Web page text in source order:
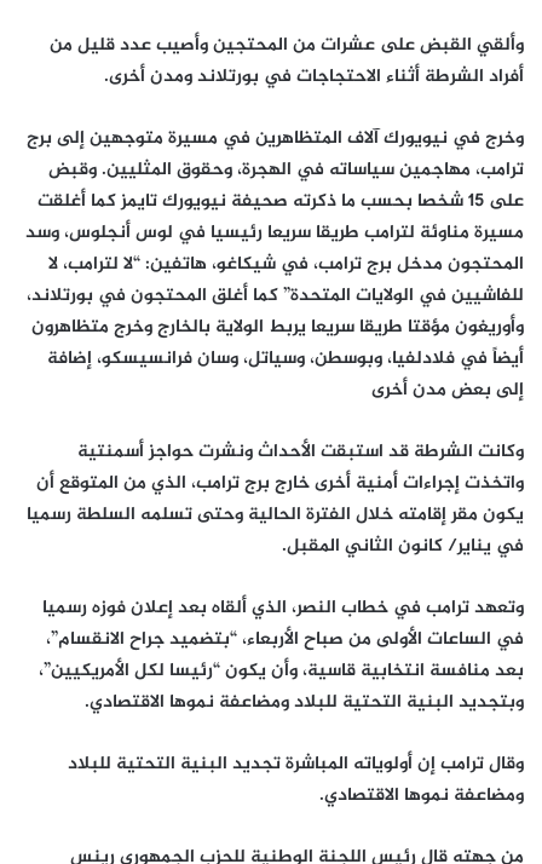
وألقي القبض على عشرات من المحتجين وأصيب عدد قليل من
أفراد الشرطة أثناء الاحتجاجات في بورتلاند ومدن أخرى.
وخرج في نيويورك آلاف المتظاهرين في مسيرة متوجهين إلى برج
ترامب، مهاجمين سياساته في الهجرة، وحقوق المثليين. وقبض
على 15 شخصا بحسب ما ذكرته صحيفة نيويورك تايمز كما أغلقت
مسيرة مناوئة لترامب طريقا سريعا رئيسيا في لوس أنجلوس، وسد
المحتجون مدخل برج ترامب، في شيكاغو، هاتفين: “لا لترامب، لا
للفاشيين في الولايات المتحدة” كما أغلق المحتجون في بورتلاند،
وأوريغون مؤقتا طريقا سريعا يربط الولاية بالخارج وخرج متظاهرون
أيضاً في فلادلفيا، وبوسطن، وسياتل، وسان فرانسيسكو، إضافة
إلى بعض مدن أخرى
وكانت الشرطة قد استبقت الأحداث ونشرت حواجز أسمنتية
واتخذت إجراءات أمنية أخرى خارج برج ترامب، الذي من المتوقع أن
يكون مقر إقامته خلال الفترة الحالية وحتى تسلمه السلطة رسميا
في يناير/ كانون الثاني المقبل.
وتعهد ترامب في خطاب النصر، الذي ألقاه بعد إعلان فوزه رسميا
في الساعات الأولى من صباح الأربعاء، “بتضميد جراح الانقسام”،
بعد منافسة انتخابية قاسية، وأن يكون “رئيسا لكل الأمريكيين”،
وبتجديد البنية التحتية للبلاد ومضاعفة نموها الاقتصادي.
وقال ترامب إن أولوياته المباشرة تجديد البنية التحتية للبلاد
ومضاعفة نموها الاقتصادي.
من جهته قال رئيس اللجنة الوطنية للحزب الجمهوري رينس